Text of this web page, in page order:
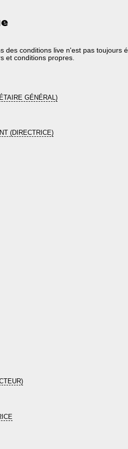
conditions live n'est pas toujours
et conditions propres.
GÉNÉRAL)
(DIRECTRICE)